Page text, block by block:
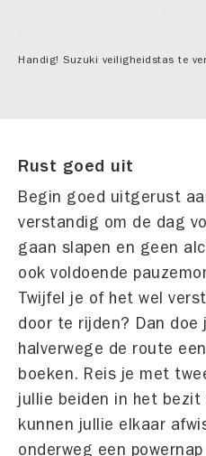
Handig! Suzuki veiligheidstas te
Rust goed uit
Begin goed uitgerust
verstandig om de dag
gaan slapen en geen
ook voldoende
Twijfel je of het wel
door te rijden? Dan doe
halverwege de route
boeken. Reis je met
jullie beiden in het bezit
kunnen jullie elkaar
onderweg een